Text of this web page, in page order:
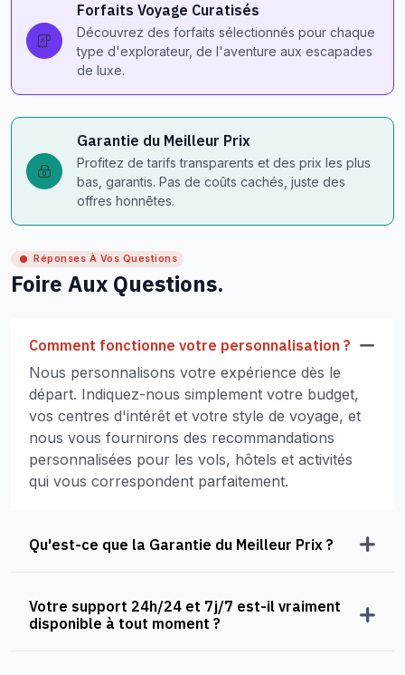
Forfaits Voyage Curatisés
Découvrez des forfaits sélectionnés pour chaque
type d'explorateur, de l'aventure aux escapades
de luxe.
Garantie du Meilleur Prix
Profitez de tarifs transparents et des prix les plus
bas, garantis. Pas de coûts cachés, juste des
offres honnêtes.
Réponses À Vos Questions
Foire Aux Questions.
Comment fonctionne votre personnalisation ?
Nous personnalisons votre expérience dès le
départ. Indiquez-nous simplement votre budget,
vos centres d'intérêt et votre style de voyage, et
nous vous fournirons des recommandations
personnalisées pour les vols, hôtels et activités
qui vous correspondent parfaitement.
Qu'est-ce que la Garantie du Meilleur Prix ?
Votre support 24h/24 et 7j/7 est-il vraiment
disponible à tout moment ?